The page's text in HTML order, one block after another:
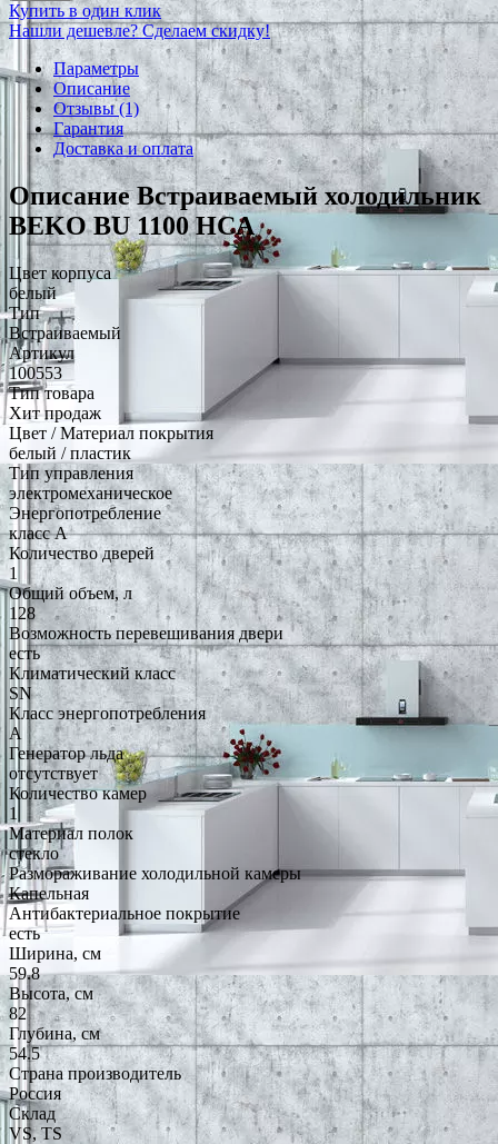
Купить в один клик
Нашли дешевле? Сделаем скидку!
Параметры
Описание
Отзывы (1)
Гарантия
Доставка и оплата
Описание Встраиваемый холодильник
BEKO BU 1100 HCA
Цвет корпуса
белый
Тип
Встраиваемый
Артикул
100553
Тип товара
Хит продаж
Цвет / Материал покрытия
белый / пластик
Тип управления
электромеханическое
Энергопотребление
класс A
Количество дверей
1
Общий объем, л
128
Возможность перевешивания двери
есть
Климатический класс
SN
Класс энергопотребления
A
Генератор льда
отсутствует
Количество камер
1
Материал полок
стекло
Размораживание холодильной камеры
Капельная
Антибактериальное покрытие
есть
Ширина, см
59.8
Высота, см
82
Глубина, см
54.5
Страна производитель
Россия
Склад
VS, TS